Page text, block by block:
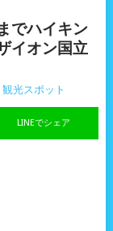
でハイキン
イオン国立
観光スポット
LINEでシェア